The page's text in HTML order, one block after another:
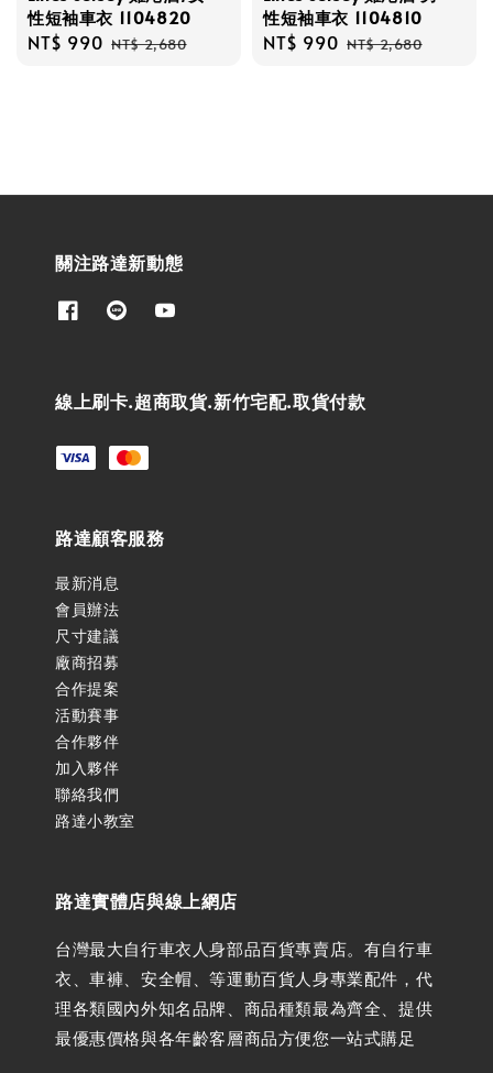
性短袖車衣 1104820
Sale
NT$ 990 Regular
NT$ 2,680
性短袖車衣 1104810
Sale
NT$ 990 Regular
NT$ 2,680
關注路達新動態
線上刷卡.超商取貨.新竹宅配.取貨付款
路達顧客服務
最新消息
會員辦法
尺寸建議
廠商招募
合作提案
活動賽事
合作夥伴
加入夥伴
聯絡我們
路達小教室
路達實體店與線上網店
台灣最大自行車衣人身部品百貨專賣店。有自行車
衣、車褲、安全帽、等運動百貨人身專業配件，代
理各類國內外知名品牌、商品種類最為齊全、提供
最優惠價格與各年齡客層商品方便您一站式購足